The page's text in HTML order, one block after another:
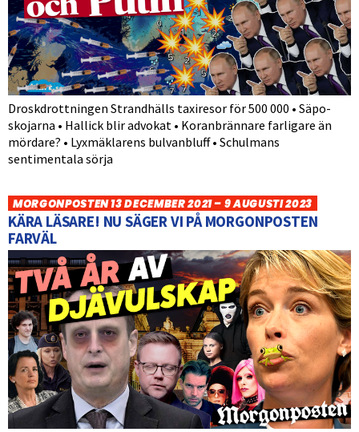
Droskdrottningen Strandhälls taxiresor för 500 000 • Säpo-
skojarna • Hallick blir advokat • Koranbrännare farligare än
mördare? • Lyxmäklarens bulvanbluff • Schulmans
sentimentala sörja
MORGONPOSTEN 13 DECEMBER 2021 – 9 AUGUSTI 2023
KÄRA LÄSARE! NU SÄGER VI PÅ MORGONPOSTEN
FARVÄL